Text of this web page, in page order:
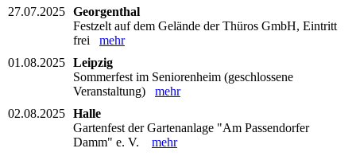
27.07.2025 Georgenthal
Festzelt auf dem Gelände der Thüros GmbH, Eintritt
frei mehr
01.08.2025 Leipzig
Sommerfest im Seniorenheim (geschlossene
Veranstaltung) mehr
02.08.2025 Halle
Gartenfest der Gartenanlage "Am Passendorfer
Damm" e. V. mehr